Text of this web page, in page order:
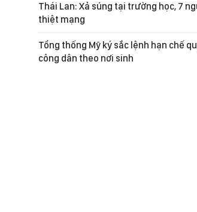
Thái Lan: Xả súng tại trường học, 7
thiệt mạng
Tổng thống Mỹ ký sắc lệnh hạn chế
công dân theo nơi sinh